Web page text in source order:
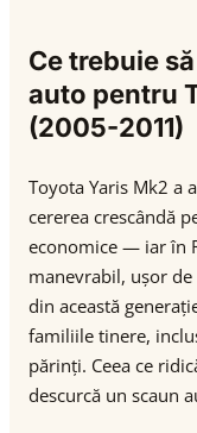
Ce trebuie
auto pentru
(2005-2011)
Toyota Yaris Mk2 a
cererea crescândă
economice — iar în
manevrabil, ușor
din această
familiile tinere,
părinți. Ceea ce
descurcă un scaun